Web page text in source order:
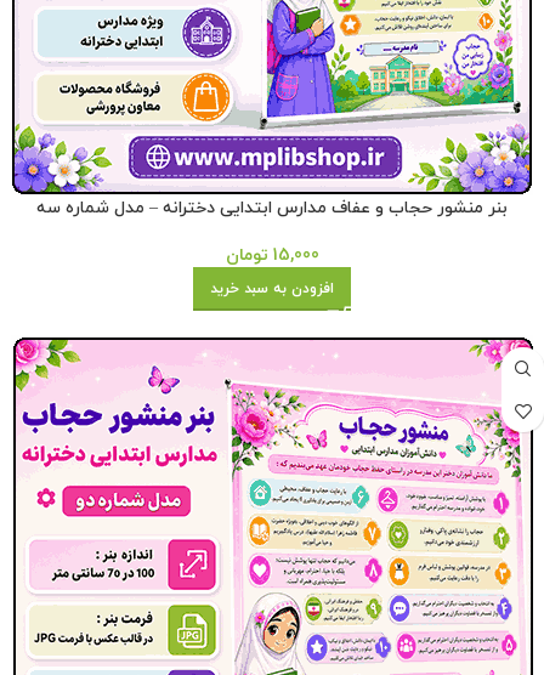
بنر منشور حجاب و عفاف مدارس ابتدایی دخترانه – مدل شماره سه
15,000 تومان
افزودن به سبد خرید